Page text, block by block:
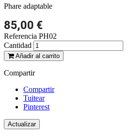
Phare adaptable
85,00 €
Referencia PH02
Cantidad
Añadir al carrito
Compartir
Compartir
Tuitear
Pinterest